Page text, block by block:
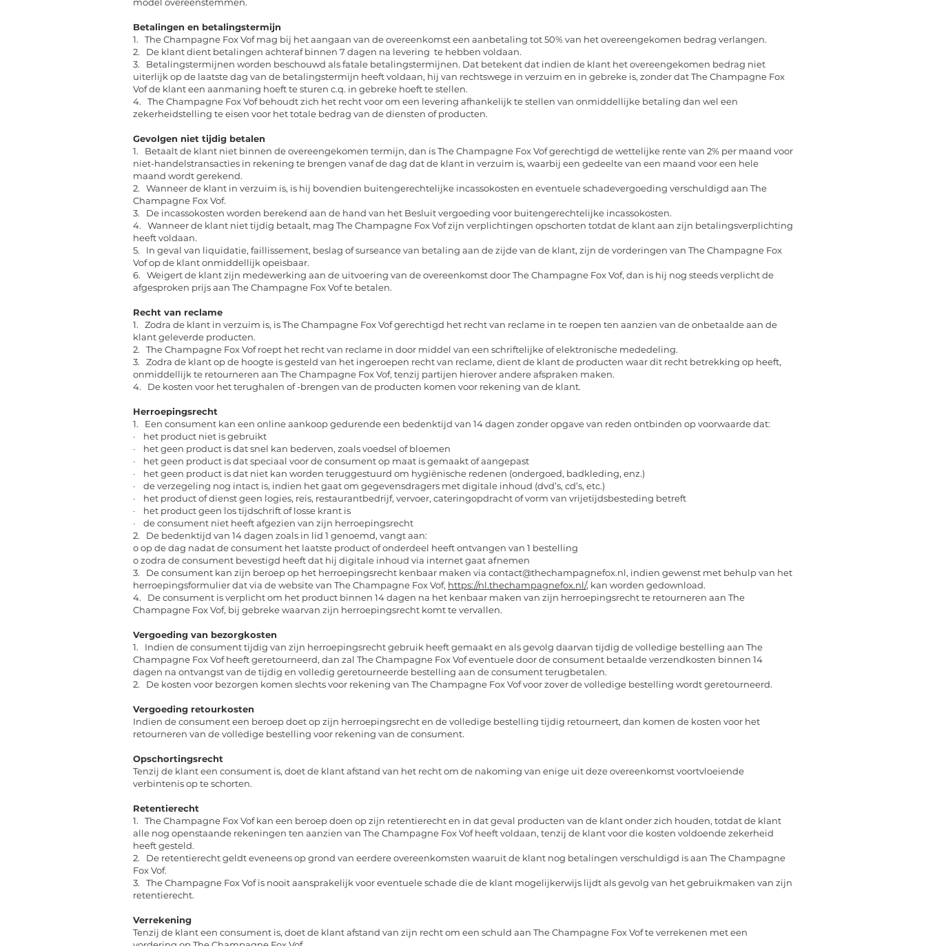
Betalingen en betalingstermijn
1. The Champagne Fox Vof mag bij het aangaan van de overeenkomst een aanbetaling tot 50% van het overeengekomen bedrag verlangen.
2. De klant dient betalingen achteraf binnen 7 dagen na levering te hebben voldaan.
3. Betalingstermijnen worden beschouwd als fatale betalingstermijnen. Dat betekent dat indien de klant het overeengekomen bedrag niet
uiterlijk op de laatste dag van de betalingstermijn heeft voldaan, hij van rechtswege in verzuim en in gebreke is, zonder dat The Champagne Fox
Vof de klant een aanmaning hoeft te sturen c.q. in gebreke hoeft te stellen.
4. The Champagne Fox Vof behoudt zich het recht voor om een levering afhankelijk te stellen van onmiddellijke betaling dan wel een
zekerheidstelling te eisen voor het totale bedrag van de diensten of producten.
Gevolgen niet tijdig betalen
1. Betaalt de klant niet binnen de overeengekomen termijn, dan is The Champagne Fox Vof gerechtigd de wettelijke rente van 2% per maand voor
niet-handelstransacties in rekening te brengen vanaf de dag dat de klant in verzuim is, waarbij een gedeelte van een maand voor een hele
maand wordt gerekend.
2. Wanneer de klant in verzuim is, is hij bovendien buitengerechtelijke incassokosten en eventuele schadevergoeding verschuldigd aan The
Champagne Fox Vof.
3. De incassokosten worden berekend aan de hand van het Besluit vergoeding voor buitengerechtelijke incassokosten.
4. Wanneer de klant niet tijdig betaalt, mag The Champagne Fox Vof zijn verplichtingen opschorten totdat de klant aan zijn betalingsverplichting
heeft voldaan.
5. In geval van liquidatie, faillissement, beslag of surseance van betaling aan de zijde van de klant, zijn de vorderingen van The Champagne Fox
Vof op de klant onmiddellijk opeisbaar.
6. Weigert de klant zijn medewerking aan de uitvoering van de overeenkomst door The Champagne Fox Vof, dan is hij nog steeds verplicht de
afgesproken prijs aan The Champagne Fox Vof te betalen.
Recht van reclame
1. Zodra de klant in verzuim is, is The Champagne Fox Vof gerechtigd het recht van reclame in te roepen ten aanzien van de onbetaalde aan de
klant geleverde producten.
2. The Champagne Fox Vof roept het recht van reclame in door middel van een schriftelijke of elektronische mededeling.
3. Zodra de klant op de hoogte is gesteld van het ingeroepen recht van reclame, dient de klant de producten waar dit recht betrekking op heeft,
onmiddellijk te retourneren aan The Champagne Fox Vof, tenzij partijen hierover andere afspraken maken.
4. De kosten voor het terughalen of -brengen van de producten komen voor rekening van de klant.
Herroepingsrecht
1. Een consument kan een online aankoop gedurende een bedenktijd van 14 dagen zonder opgave van reden ontbinden op voorwaarde dat:
· het product niet is gebruikt
· het geen product is dat snel kan bederven, zoals voedsel of bloemen
· het geen product is dat speciaal voor de consument op maat is gemaakt of aangepast
· het geen product is dat niet kan worden teruggestuurd om hygiënische redenen (ondergoed, badkleding, enz.)
· de verzegeling nog intact is, indien het gaat om gegevensdragers met digitale inhoud (dvd’s, cd’s, etc.)
· het product of dienst geen logies, reis, restaurantbedrijf, vervoer, cateringopdracht of vorm van vrijetijdsbesteding betreft
· het product geen los tijdschrift of losse krant is
· de consument niet heeft afgezien van zijn herroepingsrecht
2. De bedenktijd van 14 dagen zoals in lid 1 genoemd, vangt aan:
o op de dag nadat de consument het laatste product of onderdeel heeft ontvangen van 1 bestelling
o zodra de consument bevestigd heeft dat hij digitale inhoud via internet gaat afnemen
3. De consument kan zijn beroep op het herroepingsrecht kenbaar maken via contact@thechampagnefox.nl, indien gewenst met behulp van het
herroepingsformulier dat via de website van The Champagne Fox Vof, https://nl.thechampagnefox.nl/, kan worden gedownload.
4. De consument is verplicht om het product binnen 14 dagen na het kenbaar maken van zijn herroepingsrecht te retourneren aan The
Champagne Fox Vof, bij gebreke waarvan zijn herroepingsrecht komt te vervallen.
Vergoeding van bezorgkosten
1. Indien de consument tijdig van zijn herroepingsrecht gebruik heeft gemaakt en als gevolg daarvan tijdig de volledige bestelling aan The
Champagne Fox Vof heeft geretourneerd, dan zal The Champagne Fox Vof eventuele door de consument betaalde verzendkosten binnen 14
dagen na ontvangst van de tijdig en volledig geretourneerde bestelling aan de consument terugbetalen.
2. De kosten voor bezorgen komen slechts voor rekening van The Champagne Fox Vof voor zover de volledige bestelling wordt geretourneerd.
Vergoeding retourkosten
Indien de consument een beroep doet op zijn herroepingsrecht en de volledige bestelling tijdig retourneert, dan komen de kosten voor het
retourneren van de volledige bestelling voor rekening van de consument.
Opschortingsrecht
Tenzij de klant een consument is, doet de klant afstand van het recht om de nakoming van enige uit deze overeenkomst voortvloeiende
verbintenis op te schorten.
Retentierecht
1. The Champagne Fox Vof kan een beroep doen op zijn retentierecht en in dat geval producten van de klant onder zich houden, totdat de klant
alle nog openstaande rekeningen ten aanzien van The Champagne Fox Vof heeft voldaan, tenzij de klant voor die kosten voldoende zekerheid
heeft gesteld.
2. De retentierecht geldt eveneens op grond van eerdere overeenkomsten waaruit de klant nog betalingen verschuldigd is aan The Champagne
Fox Vof.
3. The Champagne Fox Vof is nooit aansprakelijk voor eventuele schade die de klant mogelijkerwijs lijdt als gevolg van het gebruikmaken van zijn
retentierecht.
Verrekening
Tenzij de klant een consument is, doet de klant afstand van zijn recht om een schuld aan The Champagne Fox Vof te verrekenen met een